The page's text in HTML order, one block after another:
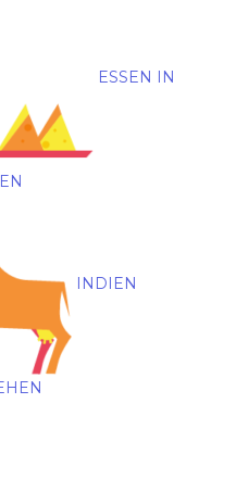
ESSEN IN
INDIEN